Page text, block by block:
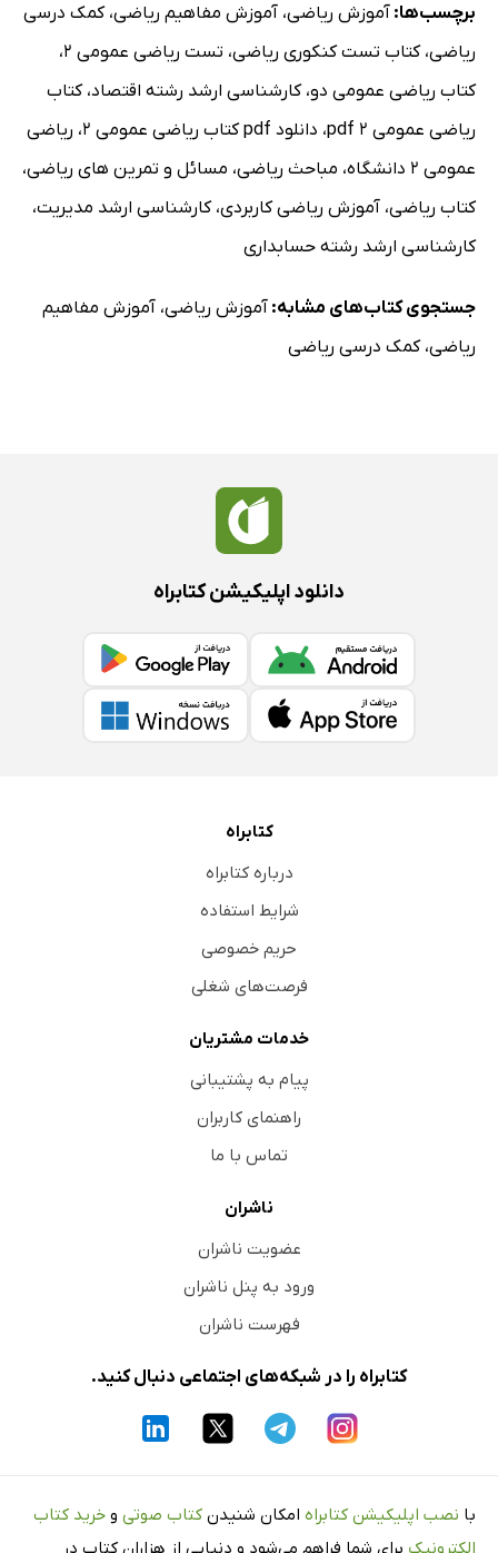
برچسب‌ها: آموزش ریاضی، آموزش مفاهیم ریاضی،کمک درسی
ریاضی،کتاب تست کنکوری ریاضی، تست ریاضی عمومی 2
،
کتاب ریاضی عمومی دو،کارشناسی ارشد رشته اقتصاد،کتاب
ریاضی عمومی 2 pdf
، دانلود pdf کتاب ریاضی عمومی 2 ، ریاضی
عمومی 2 دانشگاه
، مباحث ریاضی، مسائل و تمرین های ریاضی،
کتاب ریاضی، آموزش ریاضی کاربردی،کارشناسی ارشد مدیریت،
کارشناسی ارشد رشته حسابداری
جستجوی کتاب‌های مشابه: آموزش ریاضی، آموزش مفاهیم
ریاضی،کمک درسی ریاضی
دانلود اپلیکیشن کتابراه
کتابراه
درباره کتابراه
شرایط استفاده
حریم خصوصی
فرصت‌های شغلی
خدمات مشتریان
پیام به پشتیبانی
راهنمای کاربران
تماس با ما
ناشران
عضویت ناشران
ورود به پنل ناشران
فهرست ناشران
کتابراه را در شبکه‌های اجتماعی دنبال کنید.
با نصب اپلیکیشن کتابراه امکان شنیدن کتاب صوتی و خرید کتاب
الکترونیک برای شما فراهم می‌شود و دنیایی از هزاران کتاب در